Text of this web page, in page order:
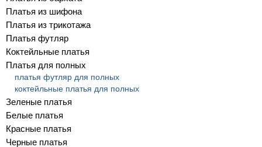
Платья из шифона
Платья из трикотажа
Платья футляр
Коктейльные платья
Платья для полных
платья футляр для полных
коктейльные платья для полных
Зеленые платья
Белые платья
Красные платья
Черные платья